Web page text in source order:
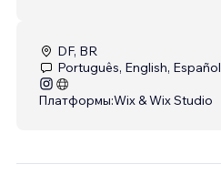
DF, BR
Português, English, Español
Платформы:Wix & Wix Studio